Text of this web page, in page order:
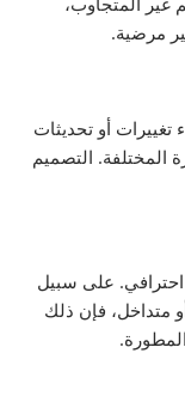
مرضية.
تغييرات أو تحديثات
المختلفة. التصميم
احترافي. على سبيل
متداخل، فإن ذلك